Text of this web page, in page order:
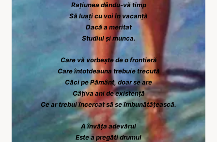
Rațiunea dându-vă timp
Să luați cu voi în vacanță
Dacă a meritat
Studiul și munca.
Care vă vorbește de o frontieră
Care întotdeauna trebuie trecută
Căci pe Pământ, doar se are
Câțiva ani de existență
Ce ar trebui încercat să se îmbunătățească.
A învăța adevărul
Este a pregăti drumul